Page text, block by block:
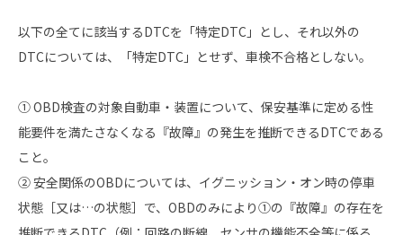
以下の全てに該当するDTCを「特定DTC」とし、それ以外の
DTCについては、「特定DTC」とせず、車検不合格としない。
① OBD検査の対象自動車・装置について、保安基準に定める性
能要件を満たさなくなる『故障』の発生を推断できるDTCである
こと。
② 安全関係のOBDについては、イグニッション・オン時の停車
状態［又は…の状態］で、OBDのみにより①の『故障』の存在を